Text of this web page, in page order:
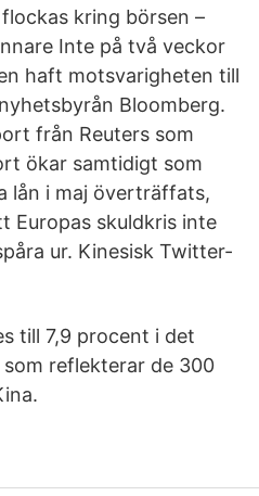
kring börsen –
Inte på två veckor
haft motsvarigheten till
Bloomberg.
från Reuters som
ökar samtidigt som
lån i maj överträffats,
Europas skuldkris inte
ur. Kinesisk Twitter-
till 7,9 procent i det
reflekterar de 300